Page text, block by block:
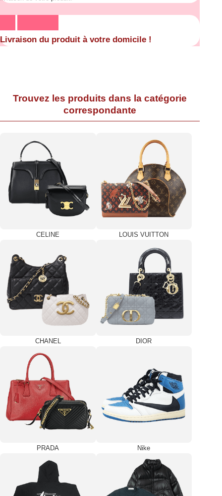
Livraison du produit à votre domicile !
Trouvez les produits dans la catégorie
correspondante
CELINE LOUIS VUITTON
CHANEL DIOR
PRADA Nike